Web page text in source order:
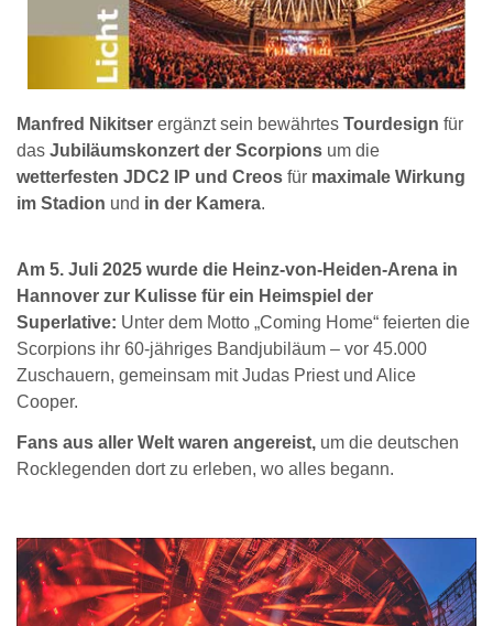
Manfred Nikitser ergänzt sein bewährtes Tourdesign für
das Jubiläumskonzert der Scorpions um die
wetterfesten JDC2 IP und Creos für maximale Wirkung
im Stadion und in der Kamera.
Am 5. Juli 2025 wurde die Heinz-von-Heiden-Arena in
Hannover zur Kulisse für ein Heimspiel der
Superlative: Unter dem Motto „Coming Home“ feierten die
Scorpions ihr 60-jähriges Bandjubiläum – vor 45.000
Zuschauern, gemeinsam mit Judas Priest und Alice
Cooper.
Fans aus aller Welt waren angereist, um die deutschen
Rocklegenden dort zu erleben, wo alles begann.